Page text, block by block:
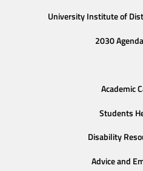
University Institute of
2030
Academic
Students
Disability
Advice and